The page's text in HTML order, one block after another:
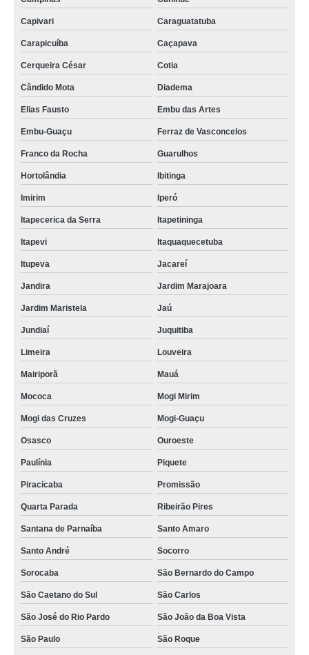
Capivari Caraguatatuba
Carapicuíba Caçapava
Cerqueira César Cotia
Cândido Mota Diadema
Elias Fausto Embu das Artes
Embu-Guaçu Ferraz de Vasconcelos
Franco da Rocha Guarulhos
Hortolândia Ibitinga
Imirim Iperó
Itapecerica da Serra Itapetininga
Itapevi Itaquaquecetuba
Itupeva Jacareí
Jandira Jardim Marajoara
Jardim Maristela Jaú
Jundiaí Juquitiba
Limeira Louveira
Mairiporã Mauá
Mococa Mogi Mirim
Mogi das Cruzes Mogi-Guaçu
Osasco Ouroeste
Paulínia Piquete
Piracicaba Promissão
Quarta Parada Ribeirão Pires
Santana de Parnaíba Santo Amaro
Santo André Socorro
Sorocaba São Bernardo do Campo
São Caetano do Sul São Carlos
São José do Rio Pardo São João da Boa Vista
São Paulo São Roque